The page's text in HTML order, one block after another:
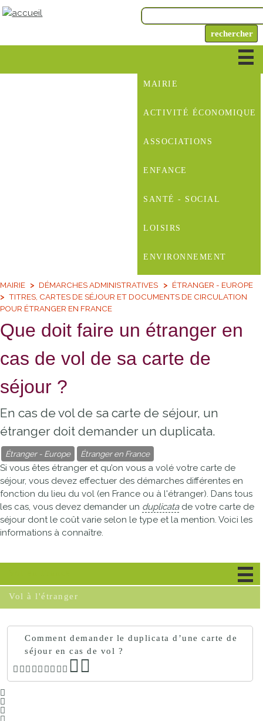
MAIRIE
ACTIVITÉ ÉCONOMIQUE
ASSOCIATIONS
ENFANCE
SANTÉ - SOCIAL
LOISIRS
ENVIRONNEMENT
MAIRIE DÉMARCHES ADMINISTRATIVES
ÉTRANGER - EUROPE
TITRES, CARTES DE SÉJOUR ET DOCUMENTS DE CIRCULATION
POUR ÉTRANGER EN FRANCE
Que doit faire un étranger en
cas de vol de sa carte de
séjour ?
En cas de vol de sa carte de séjour, un
étranger doit demander un duplicata.
Étranger - Europe Étranger en France
Si vous êtes étranger et qu’on vous a volé votre carte de
séjour, vous devez effectuer des démarches différentes en
fonction du lieu du vol (en France ou à l'étranger). Dans tous
les cas, vous devez demander un duplicatade votre carte de
séjour dont le coût varie selon le type et la mention. Voici les
informations à connaître.
Vol à l'étranger
Comment demander le duplicata d’une carte de
séjour en cas de vol ?